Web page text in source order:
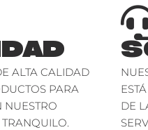
ALTA CALIDAD
PARA
DE